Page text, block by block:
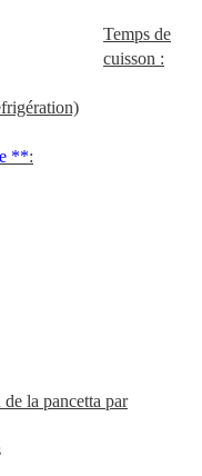
Temps de
cuisson :
**:
la pancetta par